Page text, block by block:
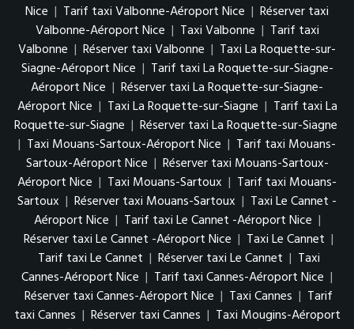
Nice | Tarif taxi Valbonne-Aéroport Nice | Réserver taxi
Valbonne-Aéroport Nice | Taxi Valbonne | Tarif taxi
Valbonne | Réserver taxi Valbonne | Taxi La Roquette-sur-
Siagne-Aéroport Nice | Tarif taxi La Roquette-sur-Siagne-
Aéroport Nice | Réserver taxi La Roquette-sur-Siagne-
Aéroport Nice | Taxi La Roquette-sur-Siagne | Tarif taxi La
Roquette-sur-Siagne | Réserver taxi La Roquette-sur-Siagne
| Taxi Mouans-Sartoux-Aéroport Nice | Tarif taxi Mouans-
Sartoux-Aéroport Nice | Réserver taxi Mouans-Sartoux-
Aéroport Nice | Taxi Mouans-Sartoux | Tarif taxi Mouans-
Sartoux | Réserver taxi Mouans-Sartoux | Taxi Le Cannet -
Aéroport Nice | Tarif taxi Le Cannet -Aéroport Nice |
Réserver taxi Le Cannet -Aéroport Nice | Taxi Le Cannet |
Tarif taxi Le Cannet | Réserver taxi Le Cannet | Taxi
Cannes-Aéroport Nice | Tarif taxi Cannes-Aéroport Nice |
Réserver taxi Cannes-Aéroport Nice | Taxi Cannes | Tarif
taxi Cannes | Réserver taxi Cannes | Taxi Mougins-Aéroport